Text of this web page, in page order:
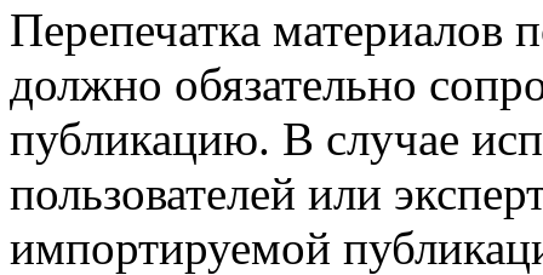
Перепечатка материалов
должно обязательно
публикацию. В случае
пользователей или
импортируемой